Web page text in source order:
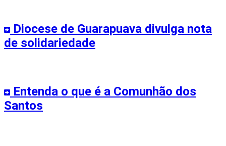
Diocese de Guarapuava divulga nota
de solidariedade
Entenda o que é a Comunhão dos
Santos